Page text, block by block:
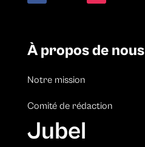
À propos de nous
Notre mission
Comité de rédaction
Jubel